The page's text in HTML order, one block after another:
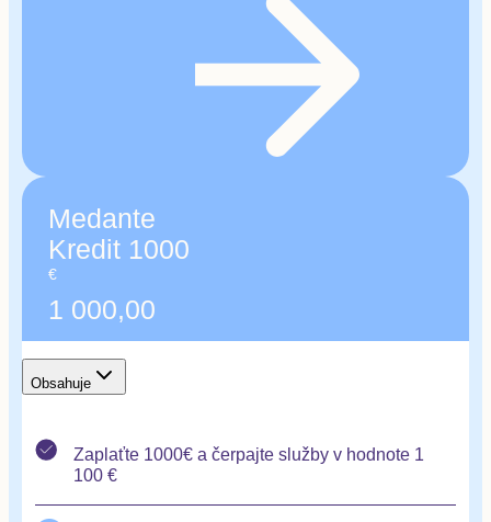
Koučing, individuálne poradenstvo
Dôležitá informácia
Medante Kredit nie je možné použiť na nákup
predaji na Poliklinike Medante.
Medante
Kredit 1000
€
1 000,00
Obsahuje
Zaplaťte 1000€ a čerpajte služby v hodnote 1
100 €